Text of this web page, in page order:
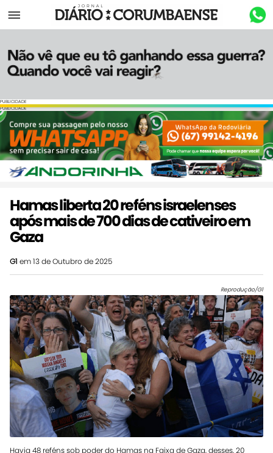
Menu
PUBLICIDADE
PUBLICIDADE
Hamas liberta 20 reféns israelenses
após mais de 700 dias de cativeiro em
Gaza
G1 em 13 de Outubro de 2025
Reprodução/G1
Havia 48 reféns sob poder do Hamas na Faixa de Gaza, desses, 20